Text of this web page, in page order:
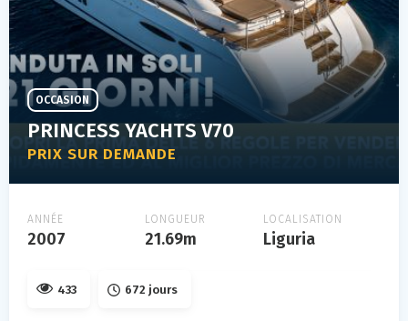
PRINCESS YACHTS V70
PRIX SUR DEMANDE
OCCASION
ANNÉE
2007
LONGUEUR
21.69m
LOCALISATION
Liguria
433 672 jours